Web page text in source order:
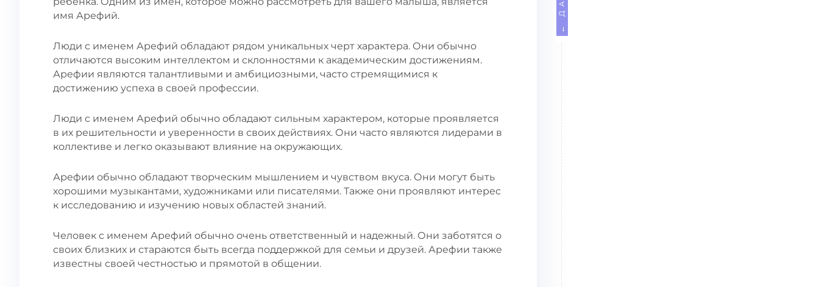
имя Арефий.
Люди с именем Арефий обладают рядом уникальных черт характера. Они обычно
отличаются высоким интеллектом и склонностями к академическим достижениям.
Арефии являются талантливыми и амбициозными, часто стремящимися к
достижению успеха в своей профессии.
Люди с именем Арефий обычно обладают сильным характером, которые проявляется
в их решительности и уверенности в своих действиях. Они часто являются лидерами в
коллективе и легко оказывают влияние на окружающих.
Арефии обычно обладают творческим мышлением и чувством вкуса. Они могут быть
хорошими музыкантами, художниками или писателями. Также они проявляют интерес
к исследованию и изучению новых областей знаний.
Человек с именем Арефий обычно очень ответственный и надежный. Они заботятся о
своих близких и стараются быть всегда поддержкой для семьи и друзей. Арефии также
известны своей честностью и прямотой в общении.